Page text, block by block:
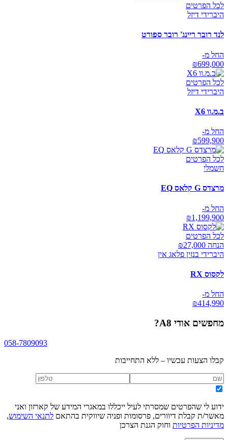
לכל הפרטים
היברידי דיזל
לנד רובר ריינג' רובר ספורט
החל מ-
₪699,000
לכל הפרטים
היברידי דיזל
ב.מ.וו X6
החל מ-
₪599,900
לכל הפרטים
חשמלי
מרצדס G קלאס EQ
החל מ-
₪1,199,900
לכל הפרטים
הנחה ₪ 27,000
היברידי בנזין פלאג אין
לקסוס RX
החל מ-
₪414,990
מחפשים אודי A8 ?
058-7809093
קבלו הצעות עכשיו – ללא התחייבות
ידוע לי שהפרטים שמסרתי לעיל ייכללו במאגרי המידע של קארזון ואני
מאשר/ת קבלת דיוורים, פרסומות ופניה שיווקית בהתאם לתנאי השימוש,
מדיניות הפרטיות וחוק הגנת הצרכן